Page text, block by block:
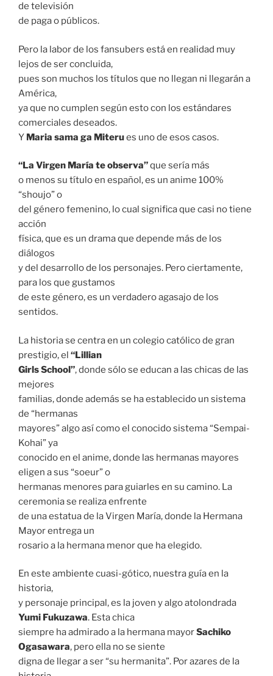
de televisión
de paga o públicos.
Pero la labor de los fansubers está en realidad muy
lejos de ser concluida,
pues son muchos los títulos que no llegan ni llegarán a
América,
ya que no cumplen según esto con los estándares
comerciales deseados.
Y Maria sama ga Miterues uno de esos casos.
“La Virgen María te observa”que sería más
o menos su título en español, es un anime 100%
“shoujo” o
del género femenino, lo cual significa que casi no tiene
acción
física, que es un drama que depende más de los
diálogos
y del desarrollo de los personajes. Pero ciertamente,
para los que gustamos
de este género, es un verdadero agasajo de los
sentidos.
La historia se centra en un colegio católico de gran
prestigio, el “Lillian
Girls School”, donde sólo se educan a las chicas de las
mejores
familias, donde además se ha establecido un sistema
de “hermanas
mayores” algo así como el conocido sistema “Sempai-
Kohai” ya
conocido en el anime, donde las hermanas mayores
eligen a sus “soeur” o
hermanas menores para guiarles en su camino. La
ceremonia se realiza enfrente
de una estatua de la Virgen María, donde la Hermana
Mayor entrega un
rosario a la hermana menor que ha elegido.
En este ambiente cuasi-gótico, nuestra guía en la
historia,
y personaje principal, es la joven y algo atolondrada
Yumi Fukuzawa. Esta chica
siempre ha admirado a la hermana mayorSachiko
Ogasawara, pero ella no se siente
digna de llegar a ser “su hermanita”. Por azares de la